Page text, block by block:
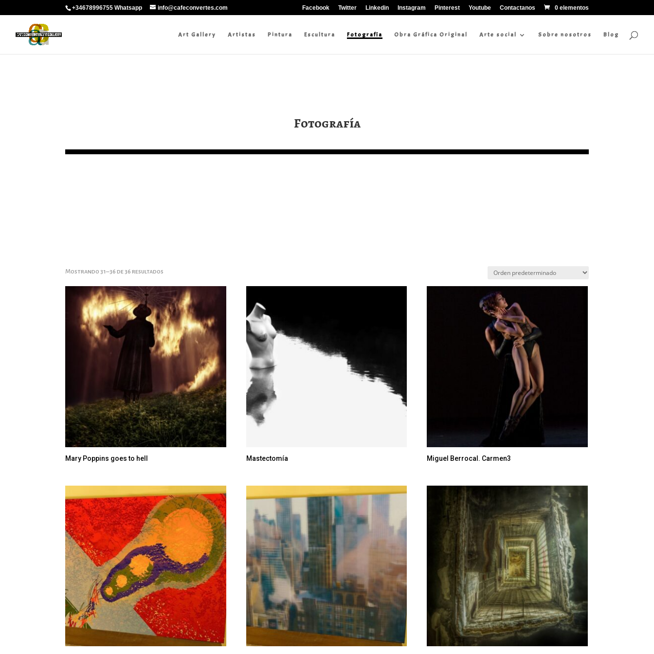
+34678996755 Whatsapp info@cafeconvertes.com Facebook Twitter Linkedin Instagram Pinterest Youtube Contactanos 0 elementos
Art Gallery Artistas Pintura Escultura Fotografía Obra Gráfica Original Arte social Sobre nosotros Blog
Fotografía
Mostrando 31–36 de 36 resultados
Mary Poppins goes to hell Mastectomía Miguel Berrocal. Carmen3